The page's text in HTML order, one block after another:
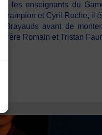
les enseignants du
et Cyril Roche, il
Brayauds avant de
frère Romain et Tristan